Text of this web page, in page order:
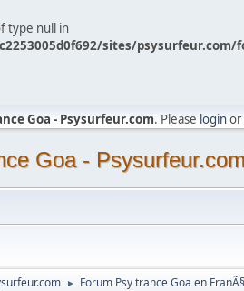
type null in
sites/psysurfeur.com/
Goa - Psysurfeur.com. Please login
Goa -
► Forum Psy trance Goa en